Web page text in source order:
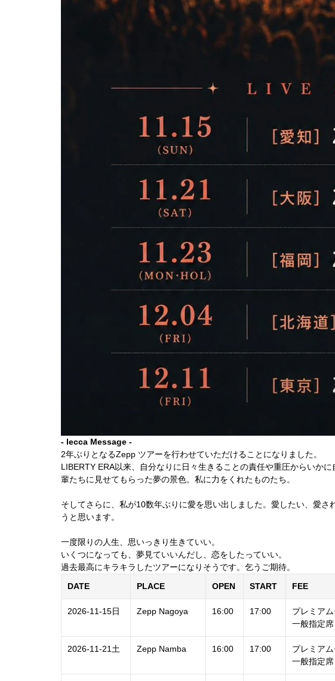
- lecca Message -
2年ぶりとなるZepp ツアーを行わせていただけることになりました。
LIBERTY ERA以来、自分なりに日々生きることの責任や重圧からいか
輩たちに見せてもらった夢の景色。私に力をくれたものたち。
そしてさらに、私が10数年ぶりに愛を思い出しました。愛したい、愛
うと思います。
一度限りの人生、思いっきり生きていい。
いくつになっても、夢見ていいんだし、恋をしたっていい。
過去最高にキラキラしたツアーになりそうです。乞うご期待。
DATE
PLACE OPEN START FEE
2026-11-15日 Zepp Nagoya 16:00 17:00
プレミア
一般指定
2026-11-21土 Zepp Namba 16:00 17:00
プレミア
一般指定